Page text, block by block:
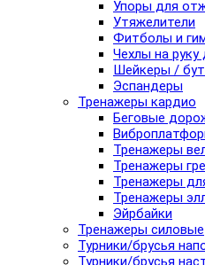
Упоры для
Утяжелители
Фитболы и
Чехлы на
Шейкеры /
Эспандеры
Тренажеры кардио
Беговые
Тренажеры
Тренажеры
Тренажеры
Тренажеры
Эйрбайки
Тренажеры силовые
Турники/брусья
Турники/брусья